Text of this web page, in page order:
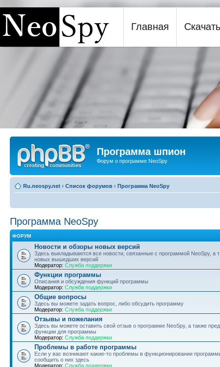
Программа шпион NeoSpy
Главная Скачать
Программа шпион
Форум о программе NeoSpy
Ru.neospy.net ‹ Список форумов ‹ Программа NeoSpy
Программа NeoSpy
ФОРУМ
Новости и обзоры новых версий
Здесь выкладываются все новости, связанные с программой NeoSpy, а
новых вышедших версий
Модератор: Служба поддержки
Функции программы
Описания и обсуждения функций программы
Модератор: Служба поддержки
Общие вопросы
Здесь вы можете задать вопрос, либо обсудить программу
Модератор: Служба поддержки
Отзывы и пожелания
Здесь вы можете оставить свой отзыв о программе NeoSpy, а также
функции для программы
Модератор: Служба поддержки
Проблемы в работе программы
Если у вас возникают какие-то проблемы в функционировании
сообщить о них здесь
Модератор: Служба поддержки